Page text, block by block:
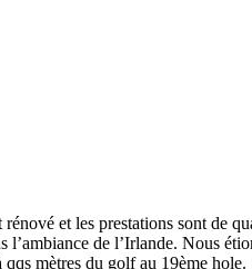
et les prestations sont de
de l’Irlande. Nous
mètres du golf au 19ème